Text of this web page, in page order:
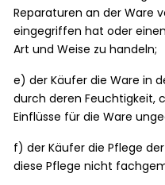
Reparaturen an der Ware
eingegriffen hat oder
Art und Weise zu handeln;
e) der Käufer die Ware in
durch deren Feuchtigkeit,
Einflüsse für die Ware
f) der Käufer die Pflege
diese Pflege nicht